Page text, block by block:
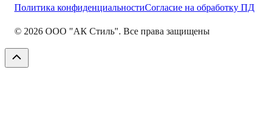
Политика конфиденциальностиСогласие на обработку ПД
© 2026 ООО "АК Стиль". Все права защищены